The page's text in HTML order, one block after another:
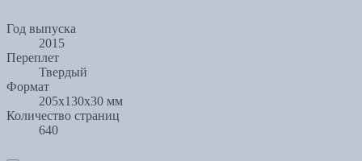
Год выпуска
2015
Переплет
Твердый
Формат
205x130x30 мм
Количество страниц
640